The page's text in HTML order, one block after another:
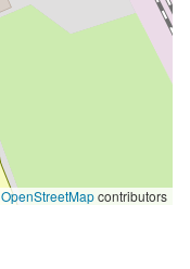
OpenStreetMapcontributors